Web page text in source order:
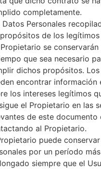
principales Códigos
completamente.
Datos Personales
de los legítimos
se conservarán
que sea necesario
dichos propósitos. Los
encontrar información
los intereses legítimos
el Propietario en las
de este documento
al Propietario.
puede
por un período más
siempre que el